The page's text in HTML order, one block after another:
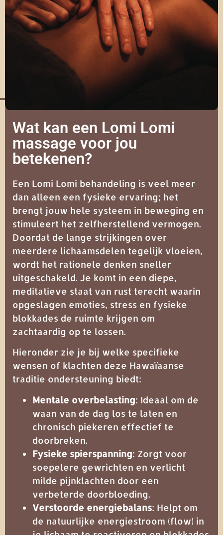
Wat kan een Lomi Lomi
massage voor jou
betekenen?
Een Lomi Lomi behandeling is veel meer
dan alleen een fysieke ervaring; het
brengt jouw hele systeem in beweging en
stimuleert het zelfherstellend vermogen.
Doordat de lange strijkingen over
meerdere lichaamsdelen tegelijk vloeien,
wordt het rationele denken sneller
uitgeschakeld. Je komt in een diepe,
meditatieve staat van rust terecht waarin
opgeslagen emoties, stress en fysieke
blokkades de ruimte krijgen om
zachtaardig op te lossen.
Hieronder zie je bij welke specifieke
wensen of klachten deze Hawaïaanse
traditie ondersteuning biedt:
Mentale overbelasting: Ideaal om de
waan van de dag los te laten en
chronisch piekeren effectief te
doorbreken.
Fysieke spierspanning: Zorgt voor
soepelere gewrichten en verlicht
milde pijnklachten door een
verbeterde doorbloeding.
Verstoorde energiebalans: Helpt om
de natuurlijke energiestroom (flow) in